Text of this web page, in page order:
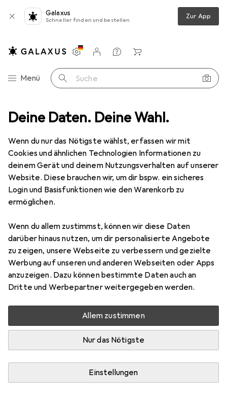
Deine Daten. Deine Wahl.
Wenn du nur das Nötigste wählst, erfassen wir mit
Cookies und ähnlichen Technologien Informationen zu
deinem Gerät und deinem Nutzungsverhalten auf unserer
Website. Diese brauchen wir, um dir bspw. ein sicheres
Login und Basisfunktionen wie den Warenkorb zu
ermöglichen.
Wenn du allem zustimmst, können wir diese Daten
darüber hinaus nutzen, um dir personalisierte Angebote
zu zeigen, unsere Webseite zu verbessern und gezielte
Werbung auf unseren und anderen Webseiten oder Apps
anzuzeigen. Dazu können bestimmte Daten auch an
Dritte und Werbepartner weitergegeben werden.
Allem zustimmen
Nur das Nötigste
Einstellungen
Galaxus
Schneller finden und bestellen Zur App
Navigation nach Kategorien
Menü Suche
Einstellungen
Kundenkonto
Vergleichslisten
Merklisten
Warenkorb
up Schminkpinsel Metamorph Flacher Make-up Pinsel gross
2 Bilder
MetamorphFlacher Make-up Pinsel
gross
Foundation
Preis in EUR inkl. MwSt.
EUR
22,59
Bewertungen Marke
Mehr von Metamorph
Nur 4 Stück an Lager beim Drittanbieter
Lieferort angeben für genaue Lieferzeit
Metamorph GmbHDE